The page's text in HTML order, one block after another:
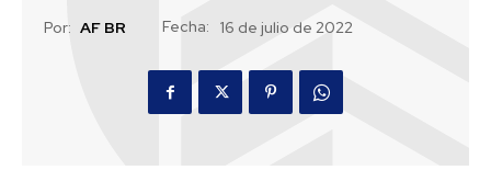
Por: AF BR Fecha: 16 de julio de 2022